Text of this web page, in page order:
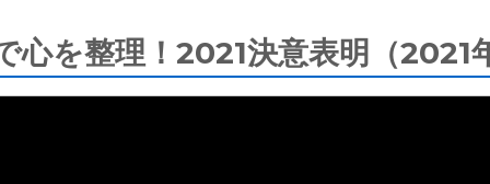
心を整理！2021決意表明（2021